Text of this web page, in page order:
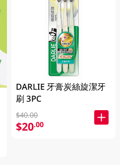
DARLIE 牙膏炭絲旋潔牙
刷 3PC
$40.00
$20.00